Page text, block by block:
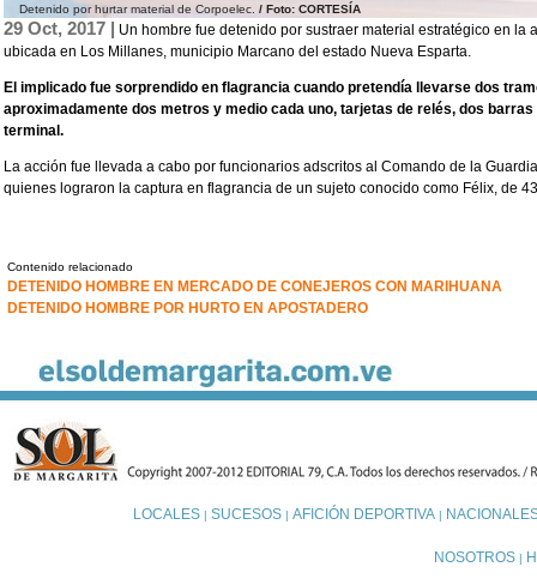
Detenido por hurtar material de Corpoelec./ Foto: CORTESÍA
29 Oct, 2017 | Un hombre fue detenido por sustraer material estratégico en la
ubicada en Los Millanes, municipio Marcano del estado Nueva Esparta.
El implicado fue sorprendido en flagrancia cuando pretendía llevarse dos
aproximadamente dos metros y medio cada uno, tarjetas de relés, dos
terminal.
La acción fue llevada a cabo por funcionarios adscritos al Comando de la
quienes lograron la captura en flagrancia de un sujeto conocido como Félix, de
Contenido relacionado
DETENIDO HOMBRE EN MERCADO DE CONEJEROS CON MARIHUANA
DETENIDO HOMBRE POR HURTO EN APOSTADERO
LOCALES| SUCESOS| AFICIÓN DEPORTIVA|
NOSOTROS |